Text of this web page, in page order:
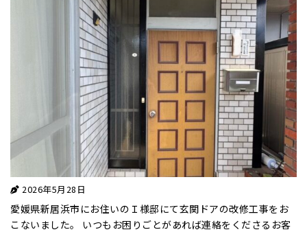
2026年5月28日
愛媛県新居浜市にお住いのＩ様邸にて玄関ドアの改修工事をお
こないました。 いつもお困りごとがあれば連絡をくださるお客